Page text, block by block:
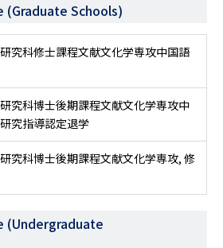
(Graduate Schools)
究科修士課程文献文化学専攻中国語
究科博士後期課程文献文化学専攻中
究指導認定退学
究科博士後期課程文献文化学専攻, 修
(Undergraduate